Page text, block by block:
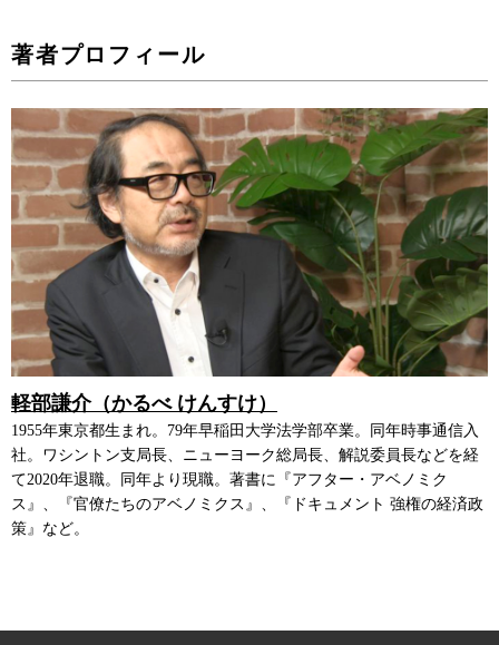
著者プロフィール
軽部謙介（かるべ けんすけ）
1955年東京都生まれ。79年早稲田大学法学部卒業。同年時事通信入
社。ワシントン支局長、ニューヨーク総局長、解説委員長などを経
て2020年退職。同年より現職。著書に『アフター・アベノミク
ス』、『官僚たちのアベノミクス』、『ドキュメント 強権の経済政
策』など。